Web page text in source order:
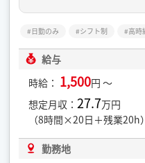
日勤のみ シフト制 高時
給与
時給： 1,500円 ～
想定月収：27.7万円
（8時間×20日＋残業20h）
勤務地